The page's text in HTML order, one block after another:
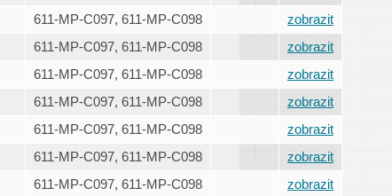
611-MP-C097, 611-MP-C098
zobrazit
611-MP-C097, 611-MP-C098
zobrazit
611-MP-C097, 611-MP-C098
zobrazit
611-MP-C097, 611-MP-C098
zobrazit
611-MP-C097, 611-MP-C098
zobrazit
611-MP-C097, 611-MP-C098
zobrazit
611-MP-C097, 611-MP-C098 zobrazit